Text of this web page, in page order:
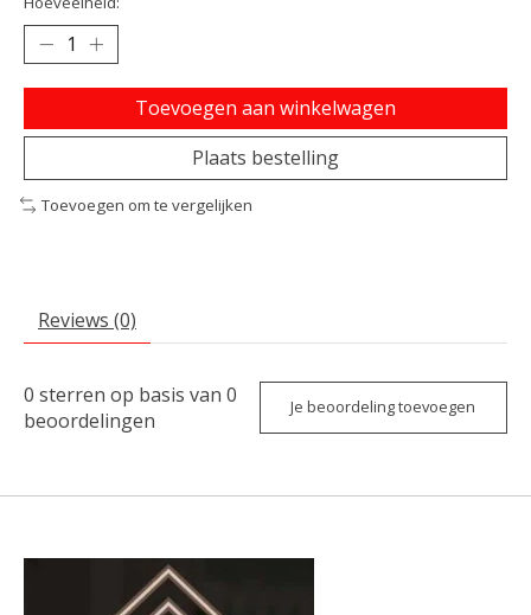
Toevoegen aan winkelwagen
Plaats bestelling
Toevoegen om te vergelijken
Reviews (0)
0 sterren op basis van 0
beoordelingen
Je beoordeling toevoegen